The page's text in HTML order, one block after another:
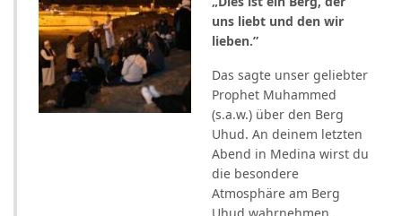
uns liebt und den wir
lieben.”
Das sagte unser geliebter
Prophet Muhammed
(s.a.w.) über den Berg
Uhud. An deinem letzten
Abend in Medina wirst du
die besondere
Atmosphäre am Berg